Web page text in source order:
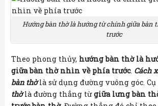
Hướng bàn thờ là hướng từ chính giữa bàn
trước
Theo phong thủy, hướng bàn thờ là
giữa bàn thờ nhìn về phía trước. Cách
bàn thờlà sử dụng đường vuông góc. Cụ
thờlà đường thẳng từgiữa lưng bàn